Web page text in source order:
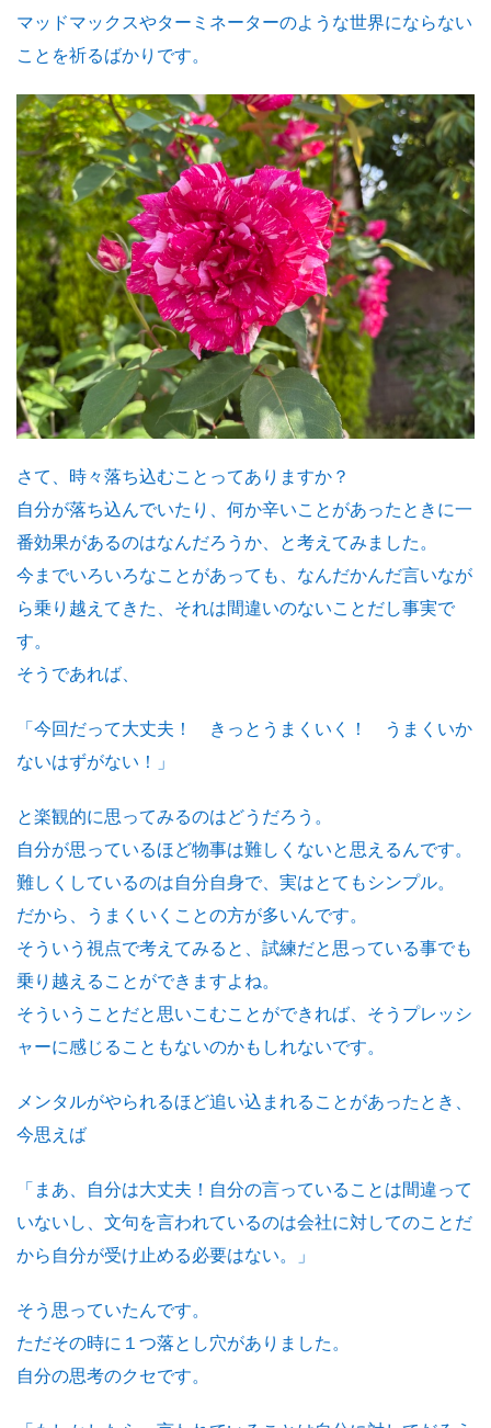
マッドマックスやターミネーターのような世界にならない
ことを祈るばかりです。
さて、時々落ち込むことってありますか？
自分が落ち込んでいたり、何か辛いことがあったときに一
番効果があるのはなんだろうか、と考えてみました。
今までいろいろなことがあっても、なんだかんだ言いなが
ら乗り越えてきた、それは間違いのないことだし事実で
す。
そうであれば、
「今回だって大丈夫！ きっとうまくいく！ うまくいか
ないはずがない！」
と楽観的に思ってみるのはどうだろう。
自分が思っているほど物事は難しくないと思えるんです。
難しくしているのは自分自身で、実はとてもシンプル。
だから、うまくいくことの方が多いんです。
そういう視点で考えてみると、試練だと思っている事でも
乗り越えることができますよね。
そういうことだと思いこむことができれば、そうプレッシ
ャーに感じることもないのかもしれないです。
メンタルがやられるほど追い込まれることがあったとき、
今思えば
「まあ、自分は大丈夫！自分の言っていることは間違って
いないし、文句を言われているのは会社に対してのことだ
から自分が受け止める必要はない。」
そう思っていたんです。
ただその時に１つ落とし穴がありました。
自分の思考のクセです。